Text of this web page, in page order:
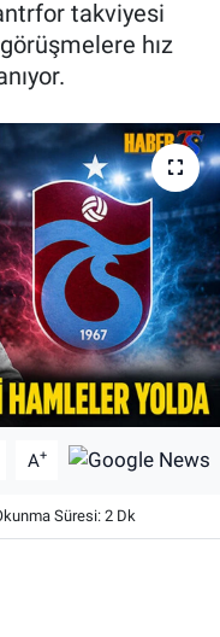
takviyesi
hız
A+
Süresi: 2 Dk